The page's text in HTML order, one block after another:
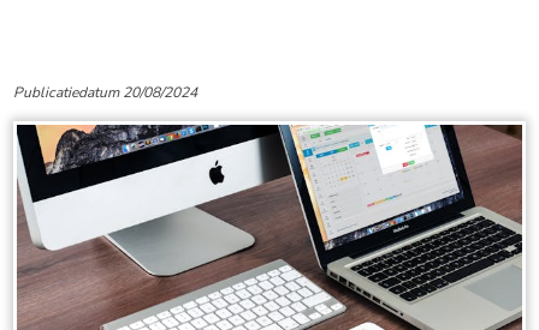
Publicatiedatum 20/08/2024